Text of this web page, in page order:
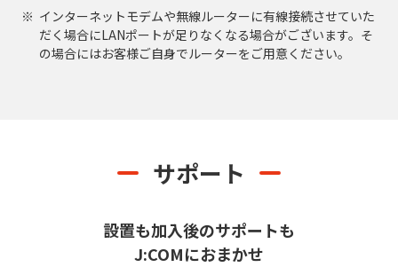
インターネットモデムや無線ルーターに有線接続させていた
だく場合にLANポートが足りなくなる場合がございます。そ
の場合にはお客様ご自身でルーターをご用意ください。
サポート
設置も加入後のサポートも
J:COMにおまかせ